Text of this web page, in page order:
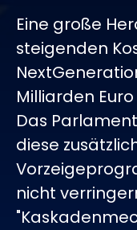
Eine große
steigenden
Milliarden
Das
diese
nicht